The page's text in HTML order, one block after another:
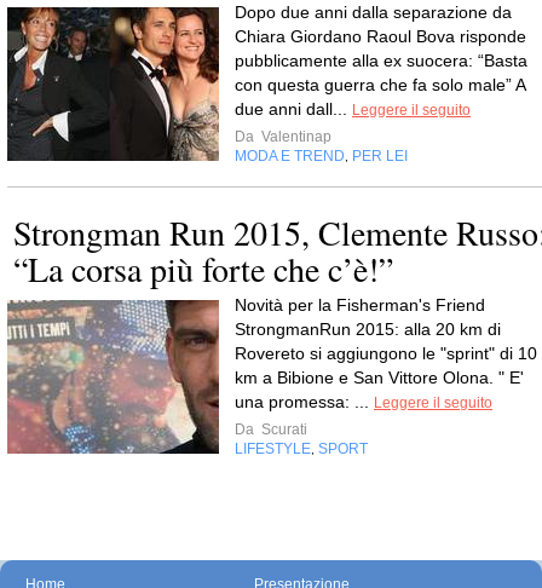
Dopo due anni dalla separazione da
Chiara Giordano Raoul Bova risponde
pubblicamente alla ex suocera: “Basta
con questa guerra che fa solo male” A
due anni dall...
Leggere il seguito
Da Valentinap
MODA E TREND
PER LEI
Strongman Run 2015, Clemente
“La corsa più forte che c’è!”
Novità per la Fisherman's Friend
StrongmanRun 2015: alla 20 km di
Rovereto si aggiungono le "sprint" di 10
km a Bibione e San Vittore Olona. " E'
una promessa: ...
Leggere il seguito
Da Scurati
LIFESTYLE SPORT
Home Presentazione